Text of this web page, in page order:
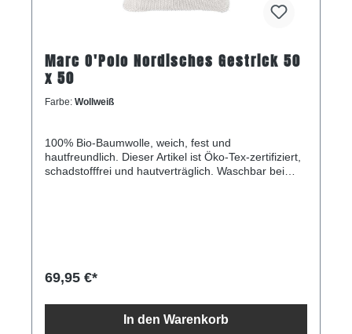
Marc O'Polo Nordisches Gestrick 50
x 50
Farbe: Wollweiß
100% Bio-Baumwolle, weich, fest und
hautfreundlich. Dieser Artikel ist Öko-Tex-zertifiziert,
schadstofffrei und hautverträglich. Waschbar bei
69,95 €*
In den Warenkorb